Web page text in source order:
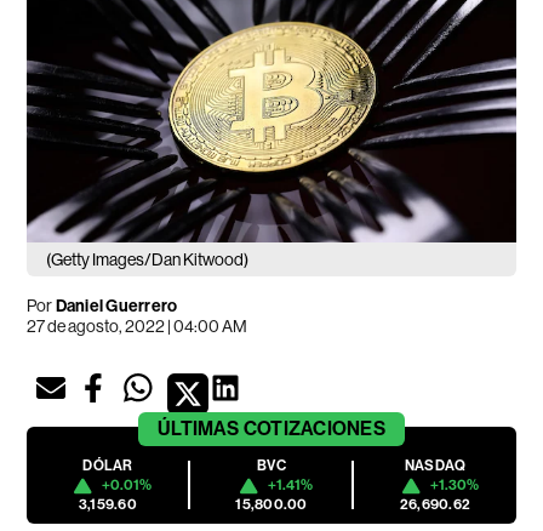
(Getty Images/Dan Kitwood)
PorDaniel Guerrero
27 de agosto, 2022 | 04:00 AM
ÚLTIMAS COTIZACIONES
DÓLAR
+0.01%
3,159.60
BVC
+1.41%
15,800.00
NASDAQ
+1.30%
26,690.62